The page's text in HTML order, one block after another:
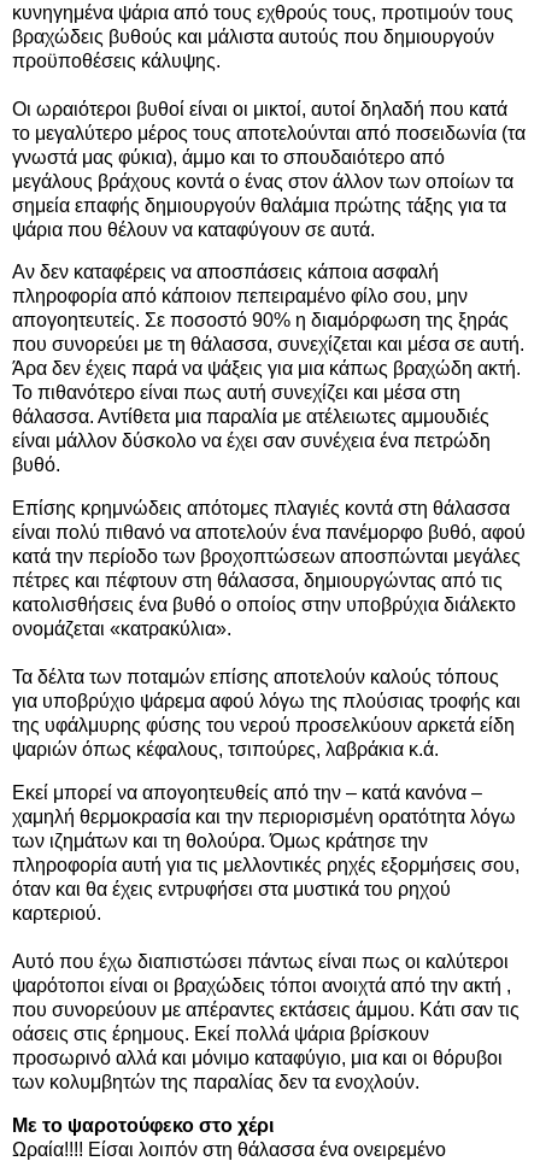
κυνηγημένα ψάρια από τους εχθρούς τους, προτιμούν τους
βραχώδεις βυθούς και μάλιστα αυτούς που δημιουργούν
προϋποθέσεις κάλυψης.
Οι ωραιότεροι βυθοί είναι οι μικτοί, αυτοί δηλαδή που κατά
το μεγαλύτερο μέρος τους αποτελούνται από ποσειδωνία (τα
γνωστά μας φύκια), άμμο και το σπουδαιότερο από
μεγάλους βράχους κοντά ο ένας στον άλλον των οποίων τα
σημεία επαφής δημιουργούν θαλάμια πρώτης τάξης για τα
ψάρια που θέλουν να καταφύγουν σε αυτά.
Αν δεν καταφέρεις να αποσπάσεις κάποια ασφαλή
πληροφορία από κάποιον πεπειραμένο φίλο σου, μην
απογοητευτείς. Σε ποσοστό 90% η διαμόρφωση της ξηράς
που συνορεύει με τη θάλασσα, συνεχίζεται και μέσα σε αυτή.
Άρα δεν έχεις παρά να ψάξεις για μια κάπως βραχώδη ακτή.
Το πιθανότερο είναι πως αυτή συνεχίζει και μέσα στη
θάλασσα. Αντίθετα μια παραλία με ατέλειωτες αμμουδιές
είναι μάλλον δύσκολο να έχει σαν συνέχεια ένα πετρώδη
βυθό.
Επίσης κρημνώδεις απότομες πλαγιές κοντά στη θάλασσα
είναι πολύ πιθανό να αποτελούν ένα πανέμορφο βυθό, αφού
κατά την περίοδο των βροχοπτώσεων αποσπώνται μεγάλες
πέτρες και πέφτουν στη θάλασσα, δημιουργώντας από τις
κατολισθήσεις ένα βυθό ο οποίος στην υποβρύχια διάλεκτο
ονομάζεται «κατρακύλια».
Τα δέλτα των ποταμών επίσης αποτελούν καλούς τόπους
για υποβρύχιο ψάρεμα αφού λόγω της πλούσιας τροφής και
της υφάλμυρης φύσης του νερού προσελκύουν αρκετά είδη
ψαριών όπως κέφαλους, τσιπούρες, λαβράκια κ.ά.
Εκεί μπορεί να απογοητευθείς από την – κατά κανόνα –
χαμηλή θερμοκρασία και την περιορισμένη ορατότητα λόγω
των ιζημάτων και τη θολούρα. Όμως κράτησε την
πληροφορία αυτή για τις μελλοντικές ρηχές εξορμήσεις σου,
όταν και θα έχεις εντρυφήσει στα μυστικά του ρηχού
καρτεριού.
Αυτό που έχω διαπιστώσει πάντως είναι πως οι καλύτεροι
ψαρότοποι είναι οι βραχώδεις τόποι ανοιχτά από την ακτή ,
που συνορεύουν με απέραντες εκτάσεις άμμου. Κάτι σαν τις
οάσεις στις έρημους. Εκεί πολλά ψάρια βρίσκουν
προσωρινό αλλά και μόνιμο καταφύγιο, μια και οι θόρυβοι
των κολυμβητών της παραλίας δεν τα ενοχλούν.
Με το ψαροτούφεκο στο χέρι
Ωραία!!!! Είσαι λοιπόν στη θάλασσα ένα ονειρεμένο